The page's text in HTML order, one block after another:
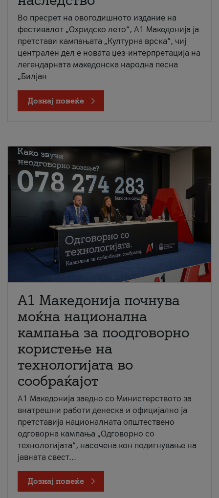
Во пресрет на овогодишното издание на
фестивалот „Охридско лето“, А1 Македонија ја
претстави кампањата „Културна врска“, чиј
централен дел е новата џез-интерпретација на
легендарната македонска народна песна
„Билјан
Дознај повеќе
A1 Македонија почнува
моќна национална
кампања за поодговорно
користење на
технологијата во
сообраќајот
A1 Македонија заедно со Министерството за
внатрешни работи денеска и официјално ја
претставија националната општествено
одговорна кампања „Одговорно со
технологијата“, насочена кон подигнување на
јавната свест...
Дознај повеќе